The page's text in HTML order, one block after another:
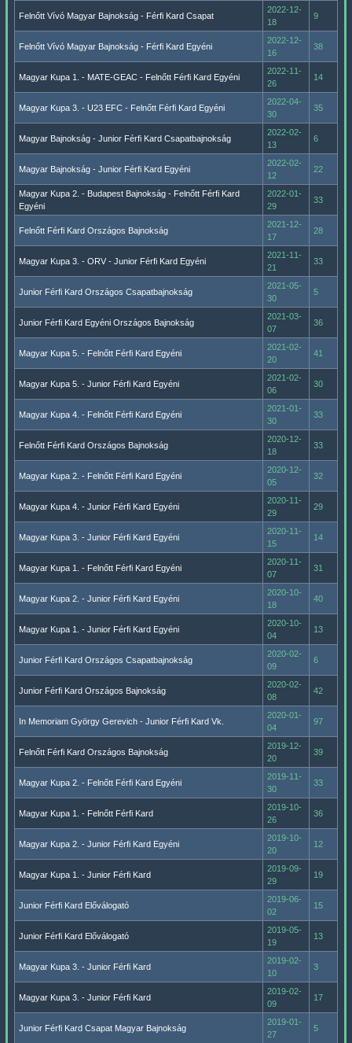
Felnőtt Vívó Magyar Bajnokság - Férfi Kard Csapat
2022-12-
18
9
Felnőtt Vívó Magyar Bajnokság - Férfi Kard Egyéni
2022-12-
16
38
Magyar Kupa 1. - MATE-GEAC - Felnőtt Férfi Kard Egyéni
2022-11-
26
14
Magyar Kupa 3. - U23 EFC - Felnőtt Férfi Kard Egyéni
2022-04-
30
35
Magyar Bajnokság - Junior Férfi Kard Csapatbajnokság
2022-02-
13
6
Magyar Bajnokság - Junior Férfi Kard Egyéni
2022-02-
12
22
Magyar Kupa 2. - Budapest Bajnokság - Felnőtt Férfi Kard
Egyéni
2022-01-
29
33
Felnőtt Férfi Kard Országos Bajnokság
2021-12-
17
28
Magyar Kupa 3. - ORV - Junior Férfi Kard Egyéni
2021-11-
21
33
Junior Férfi Kard Országos Csapatbajnokság
2021-05-
30
5
Junior Férfi Kard Egyéni Országos Bajnokság
2021-03-
07
36
Magyar Kupa 5. - Felnőtt Férfi Kard Egyéni
2021-02-
20
41
Magyar Kupa 5. - Junior Férfi Kard Egyéni
2021-02-
06
30
Magyar Kupa 4. - Felnőtt Férfi Kard Egyéni
2021-01-
30
33
Felnőtt Férfi Kard Országos Bajnokság
2020-12-
18
33
Magyar Kupa 2. - Felnőtt Férfi Kard Egyéni
2020-12-
05
32
Magyar Kupa 4. - Junior Férfi Kard Egyéni
2020-11-
29
29
Magyar Kupa 3. - Junior Férfi Kard Egyéni
2020-11-
15
14
Magyar Kupa 1. - Felnőtt Férfi Kard Egyéni
2020-11-
07
31
Magyar Kupa 2. - Junior Férfi Kard Egyéni
2020-10-
18
40
Magyar Kupa 1. - Junior Férfi Kard Egyéni
2020-10-
04
13
Junior Férfi Kard Országos Csapatbajnokság
2020-02-
09
6
Junior Férfi Kard Országos Bajnokság
2020-02-
08
42
In Memoriam György Gerevich - Junior Férfi Kard Vk.
2020-01-
04
97
Felnőtt Férfi Kard Országos Bajnokság
2019-12-
20
39
Magyar Kupa 2. - Felnőtt Férfi Kard Egyéni
2019-11-
30
33
Magyar Kupa 1. - Felnőtt Férfi Kard
2019-10-
26
36
Magyar Kupa 2. - Junior Férfi Kard Egyéni
2019-10-
20
12
Magyar Kupa 1. - Junior Férfi Kard
2019-09-
29
19
Junior Férfi Kard Előválogató
2019-06-
02
15
Junior Férfi Kard Előválogató
2019-05-
19
13
Magyar Kupa 3. - Junior Férfi Kard
2019-02-
10
3
Magyar Kupa 3. - Junior Férfi Kard
2019-02-
09
17
Junior Férfi Kard Csapat Magyar Bajnokság
2019-01-
27
5